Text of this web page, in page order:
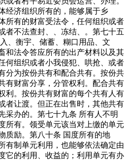
经济组织所有的，能够属于乡
所有的财富受法令，任何组织或者
者不法查封、、冻结、。第七十五
、衡宇、储蓄、糊口用品、文
和法令答应所有的出产材料以及其
何组织或者小我侵犯、哄抢、或者
分为按份共有和配合共有。按份共
有财富分享，分管权利。配合共有
利。按份共有财富的每个共有人有
者让渡。但正在出售时，其他共有
采办的。第七十九条 所有人不明
所有。领受单元该当对上缴的单元
质励。第八十条 国度所有的地
有制单元利用，也能够依法确定由
它的利用、收益的；利用单元有办